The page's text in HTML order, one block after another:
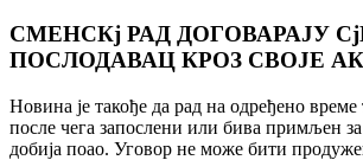
СМЕНСКj РАД ДОГОВАРАЈУ
ПОСЛОДАВАЦ КРОЗ СВОЈЕ
Новина jе такође да рад на одређено време
после чега запослени или бива примљен
добиjа поао. Уговор не може бити